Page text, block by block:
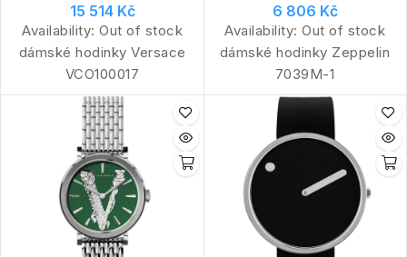
15 514 Kč
Availability: Out of stock
dámské hodinky Versace
VCO100017
6 806 Kč
Availability: Out of stock
dámské hodinky Zeppelin
7039M-1